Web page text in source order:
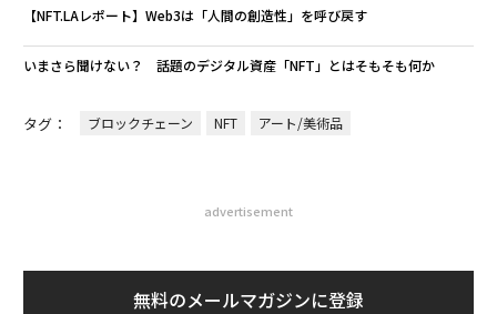
【NFT.LAレポート】Web3は「人間の創造性」を呼び戻す
いまさら聞けない？ 話題のデジタル資産「NFT」とはそもそも何か
タグ： ブロックチェーン NFT アート/美術品
advertisement
無料のメールマガジンに登録